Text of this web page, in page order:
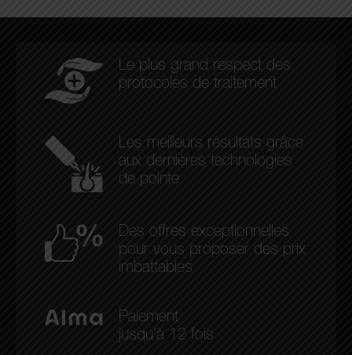
Le plus grand respect des
protocoles de traitement
Les meilleurs résultats grâce
aux dernières technologies
de pointe
Des offres exceptionnelles
pour vous proposer des prix
imbattables
Paiement
jusqu'à 12 fois